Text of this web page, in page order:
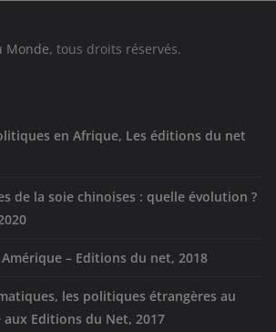
Monde, tous droits réservés.
en Afrique, Les éditions du net
de la soie chinoises : quelle évolution ?
– Editions du net, 2018
les politiques étrangères au
aux Editions du Net, 2017